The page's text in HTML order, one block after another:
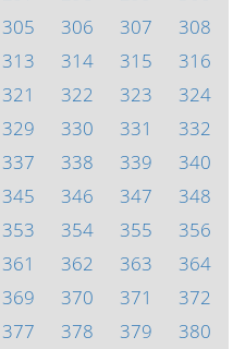
305 306 307
308
313 314 315
316
321 322 323
324
329 330 331
332
337 338 339
340
345 346 347
348
353 354 355
356
361 362 363
364
369 370 371
372
377 378 379 380